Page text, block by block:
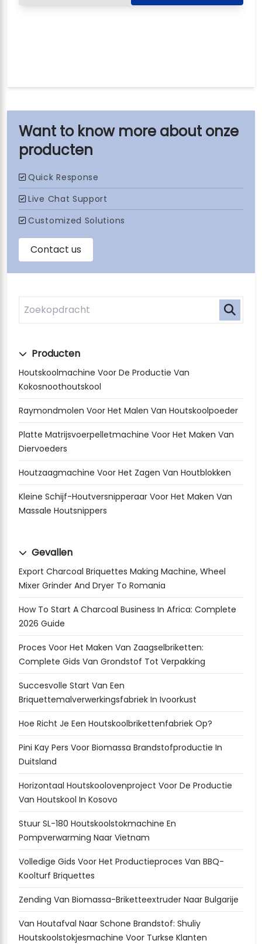
onze
producten
Producten
Houtskoolmachine Voor De Productie Van
Kokosnoothoutskool
Raymondmolen Voor Het Malen Van Houtskoolpoeder
Platte Matrijsvoerpelletmachine Voor Het Maken Van
Diervoeders
Houtzaagmachine Voor Het Zagen Van Houtblokken
Kleine Schijf-Houtversnipperaar Voor Het Maken Van
Massale Houtsnippers
Gevallen
Export Charcoal Briquettes Making Machine, Wheel
Mixer Grinder And Dryer To Romania
How To Start A Charcoal Business In Africa: Complete
2026 Guide
Proces Voor Het Maken Van Zaagselbriketten:
Complete Gids Van Grondstof Tot Verpakking
Succesvolle Start Van Een
Briquettemalverwerkingsfabriek In Ivoorkust
Hoe Richt Je Een Houtskoolbrikettenfabriek Op?
Pini Kay Pers Voor Biomassa Brandstofproductie In
Duitsland
Horizontaal Houtskoolovenproject Voor De Productie
Van Houtskool In Kosovo
Stuur SL-180 Houtskoolstokmachine En
Pompverwarming Naar Vietnam
Volledige Gids Voor Het Productieproces Van BBQ-
Koolturf Briquettes
Zending Van Biomassa-Briketteextruder Naar Bulgarije
Van Houtafval Naar Schone Brandstof: Shuliy
Houtskoolstokjesmachine Voor Turkse Klanten